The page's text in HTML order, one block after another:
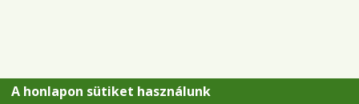
A honlapon sütiket használunk